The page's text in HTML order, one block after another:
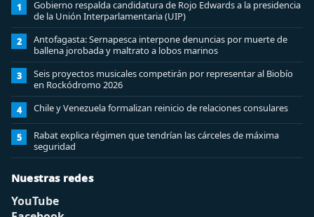
1
Gobierno respalda candidatura de Rojo Edwards a la presidencia
de la Unión Interparlamentaria (UIP)
2
Antofagasta: Sernapesca interpone denuncias por muerte de
ballena jorobada y maltrato a lobos marinos
3
Seis proyectos musicales competirán por representar al Biobío
en Rockódromo 2026
4 Chile y Venezuela formalizan reinicio de relaciones consulares
5
Rabat explica régimen que tendrían las cárceles de máxima
seguridad
Nuestras redes
YouTube